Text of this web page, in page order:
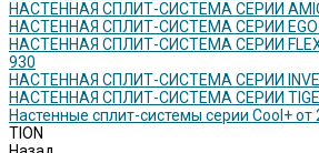
НАСТЕННАЯ СПЛИТ-СИСТЕМА СЕРИИ
НАСТЕННАЯ СПЛИТ-СИСТЕМА СЕРИИ EGO
НАСТЕННАЯ СПЛИТ-СИСТЕМА СЕРИИ
930
НАСТЕННАЯ СПЛИТ-СИСТЕМА СЕРИИ
НАСТЕННАЯ СПЛИТ-СИСТЕМА СЕРИИ
Настенные сплит-системы серии Cool+ от
TION